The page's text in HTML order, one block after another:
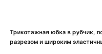
Трикотажная юбка в рубчик,
разрезом и широким